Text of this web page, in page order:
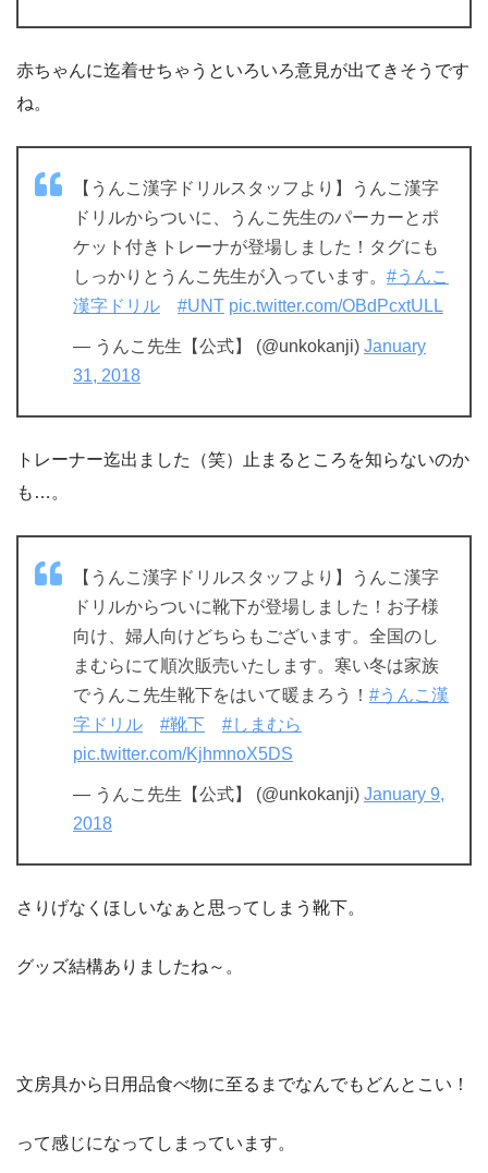
赤ちゃんに迄着せちゃうといろいろ意見が出てきそうです
ね。
【うんこ漢字ドリルスタッフより】うんこ漢字
ドリルからついに、うんこ先生のパーカーとポ
ケット付きトレーナが登場しました！タグにも
しっかりとうんこ先生が入っています。 #うんこ
漢字ドリル
#UNT pic.twitter.com/OBdPcxtULL
— うんこ先生【公式】 (@unkokanji) January
31, 2018
トレーナー迄出ました（笑）止まるところを知らないのか
も…。
【うんこ漢字ドリルスタッフより】うんこ漢字
ドリルからついに靴下が登場しました！お子様
向け、婦人向けどちらもございます。全国のし
まむらにて順次販売いたします。寒い冬は家族
でうんこ先生靴下をはいて暖まろう！ #うんこ漢
字ドリル
#靴下
#しまむら
pic.twitter.com/KjhmnoX5DS
— うんこ先生【公式】 (@unkokanji) January 9,
2018
さりげなくほしいなぁと思ってしまう靴下。
グッズ結構ありましたね～。
文房具から日用品食べ物に至るまでなんでもどんとこい！
って感じになってしまっています。